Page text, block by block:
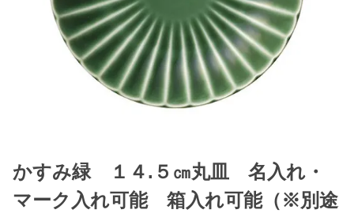
かすみ緑 １４.５㎝丸皿 名入れ・
マーク入れ可能 箱入れ可能（※別途